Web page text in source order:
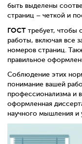
быть выделены
страниц – четкой и
ГОСТ требует, чтобы
работы, включая все
номеров страниц.
правильное
Соблюдение этих
понимание вашей
профессионализма и
оформленная
научного мышления и